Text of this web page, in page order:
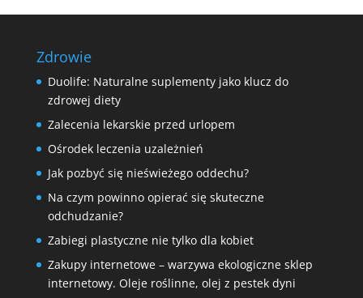
Zdrowie
Duolife: Naturalne suplementy jako klucz do
zdrowej diety
Zalecenia lekarskie przed urlopem
Ośrodek leczenia uzależnień
Jak pozbyć się nieświeżego oddechu?
Na czym powinno opierać się skuteczne
odchudzanie?
Zabiegi plastyczne nie tylko dla kobiet
Zakupy internetowe – warzywa ekologiczne sklep
internetowy. Oleje roślinne, olej z pestek dyni